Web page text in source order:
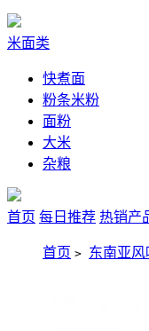
米面类
快煮面
粉条米粉
面粉
大米
杂粮
首页 每日推荐 热销产
首页 > 东南亚风